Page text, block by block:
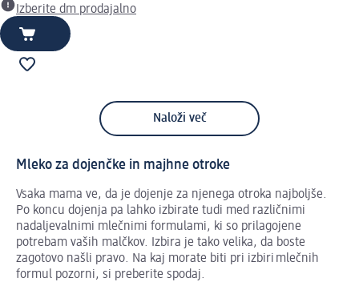
Izberite dm prodajalno
Naloži več
Mleko za dojenčke in majhne otroke
Vsaka mama ve, da je dojenje za njenega otroka najboljše.
Po koncu dojenja pa lahko izbirate tudi med različnimi
nadaljevalnimi mlečnimi formulami, ki so prilagojene
potrebam vaših malčkov. Izbira je tako velika, da boste
zagotovo našli pravo. Na kaj morate biti pri izbiri mlečnih
formul pozorni, si preberite spodaj.